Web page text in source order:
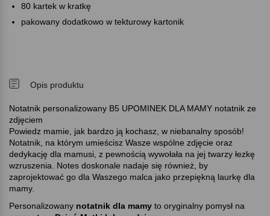
80 kartek w kratkę
pakowany dodatkowo w tekturowy kartonik
Opis produktu
Notatnik personalizowany B5 UPOMINEK DLA MAMY notatnik ze
zdjęciem
Powiedz mamie, jak bardzo ją kochasz, w niebanalny sposób!
Notatnik, na którym umieścisz Wasze wspólne zdjęcie oraz
dedykację dla mamusi, z pewnością wywołała na jej twarzy łezkę
wzruszenia. Notes doskonale nadaje się również, by
zaprojektować go dla Waszego malca jako przepiękną laurkę dla
mamy.
Personalizowany notatnik dla mamy to oryginalny pomysł na